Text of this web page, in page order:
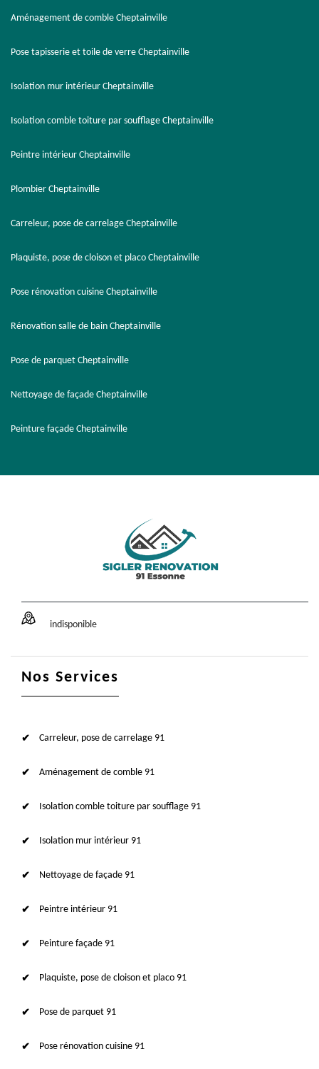
Aménagement de comble Cheptainville
Pose tapisserie et toile de verre Cheptainville
Isolation mur intérieur Cheptainville
Isolation comble toiture par soufflage Cheptainville
Peintre intérieur Cheptainville
Plombier Cheptainville
Carreleur, pose de carrelage Cheptainville
Plaquiste, pose de cloison et placo Cheptainville
Pose rénovation cuisine Cheptainville
Rénovation salle de bain Cheptainville
Pose de parquet Cheptainville
Nettoyage de façade Cheptainville
Peinture façade Cheptainville
indisponible
Nos Services
Carreleur, pose de carrelage 91
Aménagement de comble 91
Isolation comble toiture par soufflage 91
Isolation mur intérieur 91
Nettoyage de façade 91
Peintre intérieur 91
Peinture façade 91
Plaquiste, pose de cloison et placo 91
Pose de parquet 91
Pose rénovation cuisine 91